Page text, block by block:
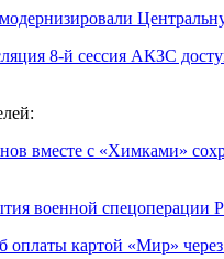
8-й сессия АКЗС
вместе с «Химками»
военной спецоперации
оплаты картой «Мир»